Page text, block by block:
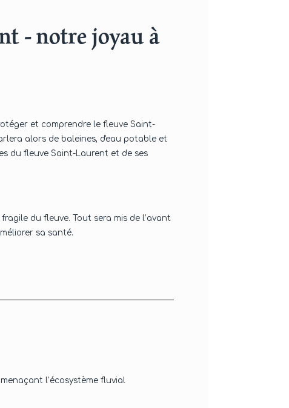
- notre joyau à
et comprendre le fleuve Saint-
alors de baleines, d'eau potable et
du fleuve Saint-Laurent et de ses
du fleuve. Tout sera mis de l’avant
sa santé.
l’écosystème fluvial